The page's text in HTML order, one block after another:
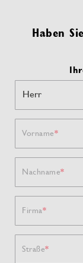
Haben
Vorname
Nachname
Firma
Straße